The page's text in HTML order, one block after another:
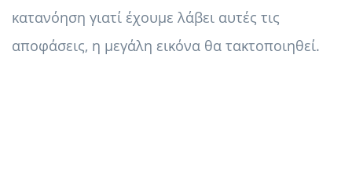
κατανόηση γιατί έχουμε λάβει αυτές τις
αποφάσεις, η μεγάλη εικόνα θα τακτοποιηθεί.